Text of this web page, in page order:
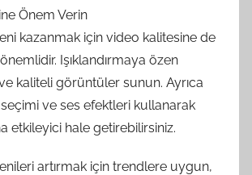
Önem Verin
kazanmak için video kalitesine de
Işıklandırmaya özen
kaliteli görüntüler sunun. Ayrıca
ve ses efektleri kullanarak
etkileyici hale getirebilirsiniz.
artırmak için trendlere uygun,